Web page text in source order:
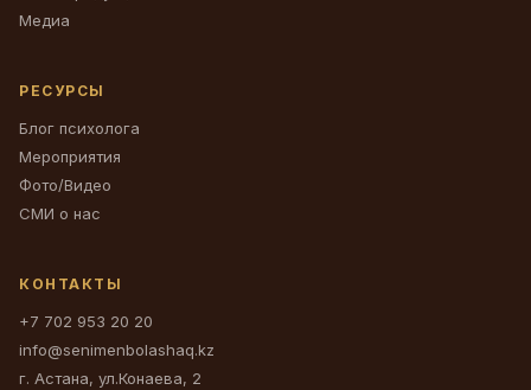
Медиа
РЕСУРСЫ
Блог психолога
Мероприятия
Фото/Видео
СМИ о нас
КОНТАКТЫ
+7 702 953 20 20
info@senimenbolashaq.kz
г. Астана, ул.Конаева, 2